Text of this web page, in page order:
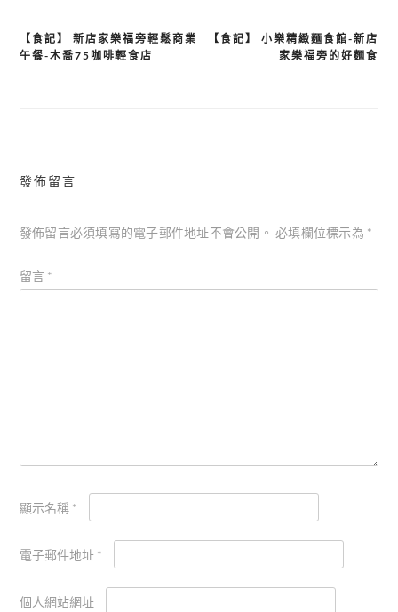
文
【食記】 新店家樂福旁輕鬆商業
午餐-木喬75咖啡輕食店
【食記】 小樂精緻麵食館-新店
家樂福旁的好麵食
發佈留言
發佈留言必須填寫的電子郵件地址不會公開。 必填欄位標示為 *
留言 *
顯示名稱 *
電子郵件地址 *
個人網站網址